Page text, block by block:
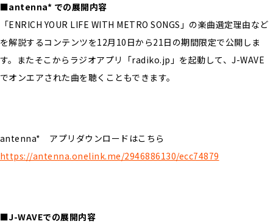
■antenna* での展開内容
「ENRICH YOUR LIFE WITH METRO SONGS」の楽曲選定理由など
を解説するコンテンツを12月10日から21日の期間限定で公開しま
す。またそこからラジオアプリ「radiko.jp」を起動して、J-WAVE
でオンエアされた曲を聴くこともできます。
antenna* アプリダウンロードはこちら
https://antenna.onelink.me/2946886130/ecc74879
■J-WAVEでの展開内容